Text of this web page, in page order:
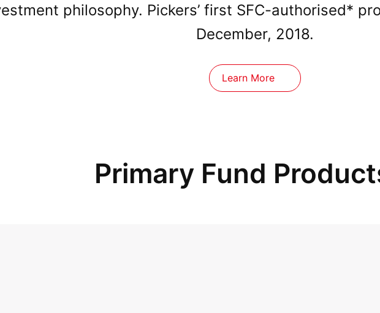
philosophy. Pickers’ first SFC-authorised*
December, 2018.
Learn More
Primary Fund